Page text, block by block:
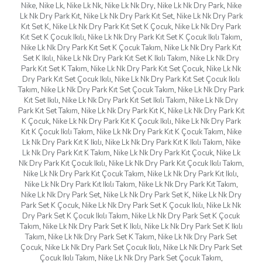
Nike, Nike Lk, Nike Lk Nk, Nike Lk Nk Dry, Nike Lk Nk Dry Park, Nike
Lk Nk Dry Park Kıt, Nike Lk Nk Dry Park Kıt Set, Nike Lk Nk Dry Park
Kıt Set K, Nike Lk Nk Dry Park Kıt Set K Çocuk, Nike Lk Nk Dry Park
Kıt Set K Çocuk Ikılı, Nike Lk Nk Dry Park Kıt Set K Çocuk Ikılı Takım,
Nike Lk Nk Dry Park Kıt Set K Çocuk Takım, Nike Lk Nk Dry Park Kıt
Set K Ikılı, Nike Lk Nk Dry Park Kıt Set K Ikılı Takım, Nike Lk Nk Dry
Park Kıt Set K Takım, Nike Lk Nk Dry Park Kıt Set Çocuk, Nike Lk Nk
Dry Park Kıt Set Çocuk Ikılı, Nike Lk Nk Dry Park Kıt Set Çocuk Ikılı
Takım, Nike Lk Nk Dry Park Kıt Set Çocuk Takım, Nike Lk Nk Dry Park
Kıt Set Ikılı, Nike Lk Nk Dry Park Kıt Set Ikılı Takım, Nike Lk Nk Dry
Park Kıt Set Takım, Nike Lk Nk Dry Park Kıt K, Nike Lk Nk Dry Park Kıt
K Çocuk, Nike Lk Nk Dry Park Kıt K Çocuk Ikılı, Nike Lk Nk Dry Park
Kıt K Çocuk Ikılı Takım, Nike Lk Nk Dry Park Kıt K Çocuk Takım, Nike
Lk Nk Dry Park Kıt K Ikılı, Nike Lk Nk Dry Park Kıt K Ikılı Takım, Nike
Lk Nk Dry Park Kıt K Takım, Nike Lk Nk Dry Park Kıt Çocuk, Nike Lk
Nk Dry Park Kıt Çocuk Ikılı, Nike Lk Nk Dry Park Kıt Çocuk Ikılı Takım,
Nike Lk Nk Dry Park Kıt Çocuk Takım, Nike Lk Nk Dry Park Kıt Ikılı,
Nike Lk Nk Dry Park Kıt Ikılı Takım, Nike Lk Nk Dry Park Kıt Takım,
Nike Lk Nk Dry Park Set, Nike Lk Nk Dry Park Set K, Nike Lk Nk Dry
Park Set K Çocuk, Nike Lk Nk Dry Park Set K Çocuk Ikılı, Nike Lk Nk
Dry Park Set K Çocuk Ikılı Takım, Nike Lk Nk Dry Park Set K Çocuk
Takım, Nike Lk Nk Dry Park Set K Ikılı, Nike Lk Nk Dry Park Set K Ikılı
Takım, Nike Lk Nk Dry Park Set K Takım, Nike Lk Nk Dry Park Set
Çocuk, Nike Lk Nk Dry Park Set Çocuk Ikılı, Nike Lk Nk Dry Park Set
Çocuk Ikılı Takım, Nike Lk Nk Dry Park Set Çocuk Takım,